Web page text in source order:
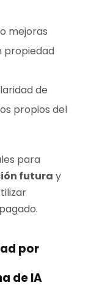
mejoras
propiedad
de
propios del
para
futura y
por
de IA